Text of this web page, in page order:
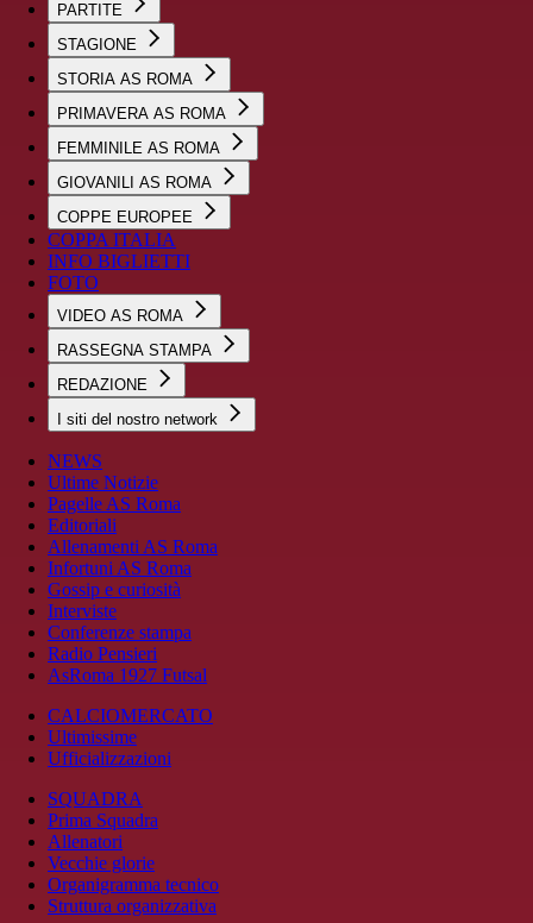
PARTITE
STAGIONE
STORIA AS ROMA
PRIMAVERA AS ROMA
FEMMINILE AS ROMA
GIOVANILI AS ROMA
COPPE EUROPEE
COPPA ITALIA
INFO BIGLIETTI
FOTO
VIDEO AS ROMA
RASSEGNA STAMPA
REDAZIONE
I siti del nostro network
NEWS
Ultime Notizie
Pagelle AS Roma
Editoriali
Allenamenti AS Roma
Infortuni AS Roma
Gossip e curiosità
Interviste
Conferenze stampa
Radio Pensieri
AsRoma 1927 Futsal
CALCIOMERCATO
Ultimissime
Ufficializzazioni
SQUADRA
Prima Squadra
Allenatori
Vecchie glorie
Organigramma tecnico
Struttura organizzativa